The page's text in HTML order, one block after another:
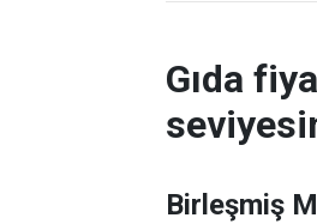
Gıda
Birleşmiş